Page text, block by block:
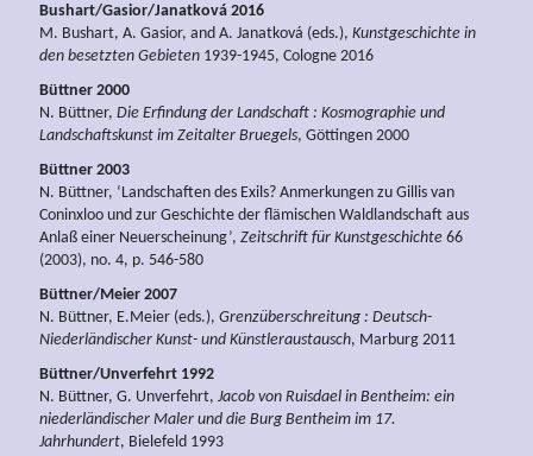
Bushart/Gasior/Janatková 2016
M. Bushart, A. Gasior, and A. Janatková (eds.), Kunstgeschichte in
den besetzten Gebieten 1939-1945, Cologne 2016
Büttner 2000
N. Büttner, Die Erfindung der Landschaft : Kosmographie und
Landschaftskunst im Zeitalter Bruegels, Göttingen 2000
Büttner 2003
N. Büttner, ‘Landschaften des Exils? Anmerkungen zu Gillis van
Coninxloo und zur Geschichte der flämischen Waldlandschaft aus
Anlaß einer Neuerscheinung’, Zeitschrift für Kunstgeschichte 66
(2003), no. 4, p. 546-580
Büttner/Meier 2007
N. Büttner, E.Meier (eds.), Grenzüberschreitung : Deutsch-
Niederländischer Kunst- und Künstleraustausch, Marburg 2011
Büttner/Unverfehrt 1992
N. Büttner, G. Unverfehrt, Jacob von Ruisdael in Bentheim: ein
niederländischer Maler und die Burg Bentheim im 17.
Jahrhundert, Bielefeld 1993